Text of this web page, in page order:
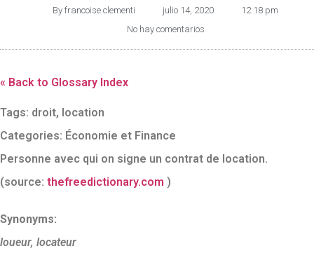
By francoise clementi julio 14, 2020
12:18 pm
No hay comentarios
« Back to Glossary Index
Tags: droit, location
Categories: Économie et Finance
Personne avec qui on signe un contrat de location.
(source: thefreedictionary.com )
Synonyms:
loueur, locateur